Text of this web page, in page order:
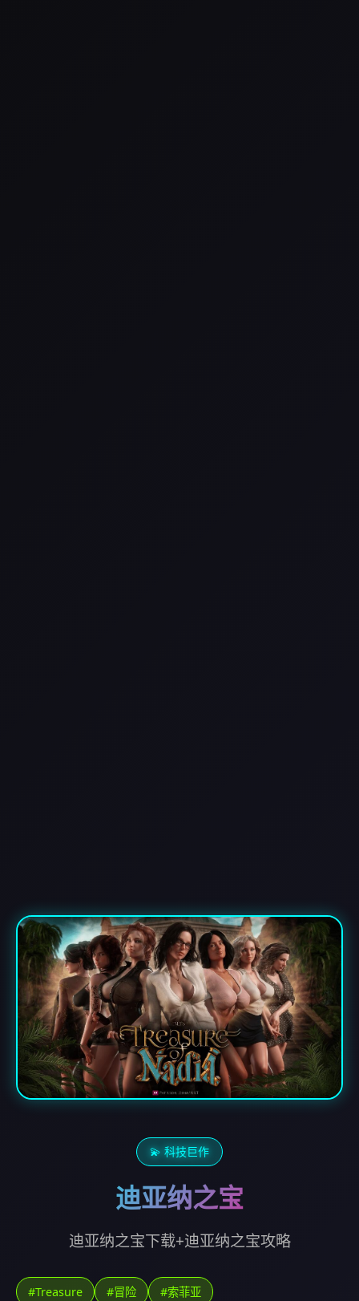
💫 科技巨作
迪亚纳之宝
迪亚纳之宝下载+迪亚纳之宝攻略
#Treasure #冒险 #索菲亚